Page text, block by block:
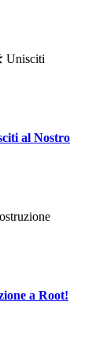
al Nostro
a Root!